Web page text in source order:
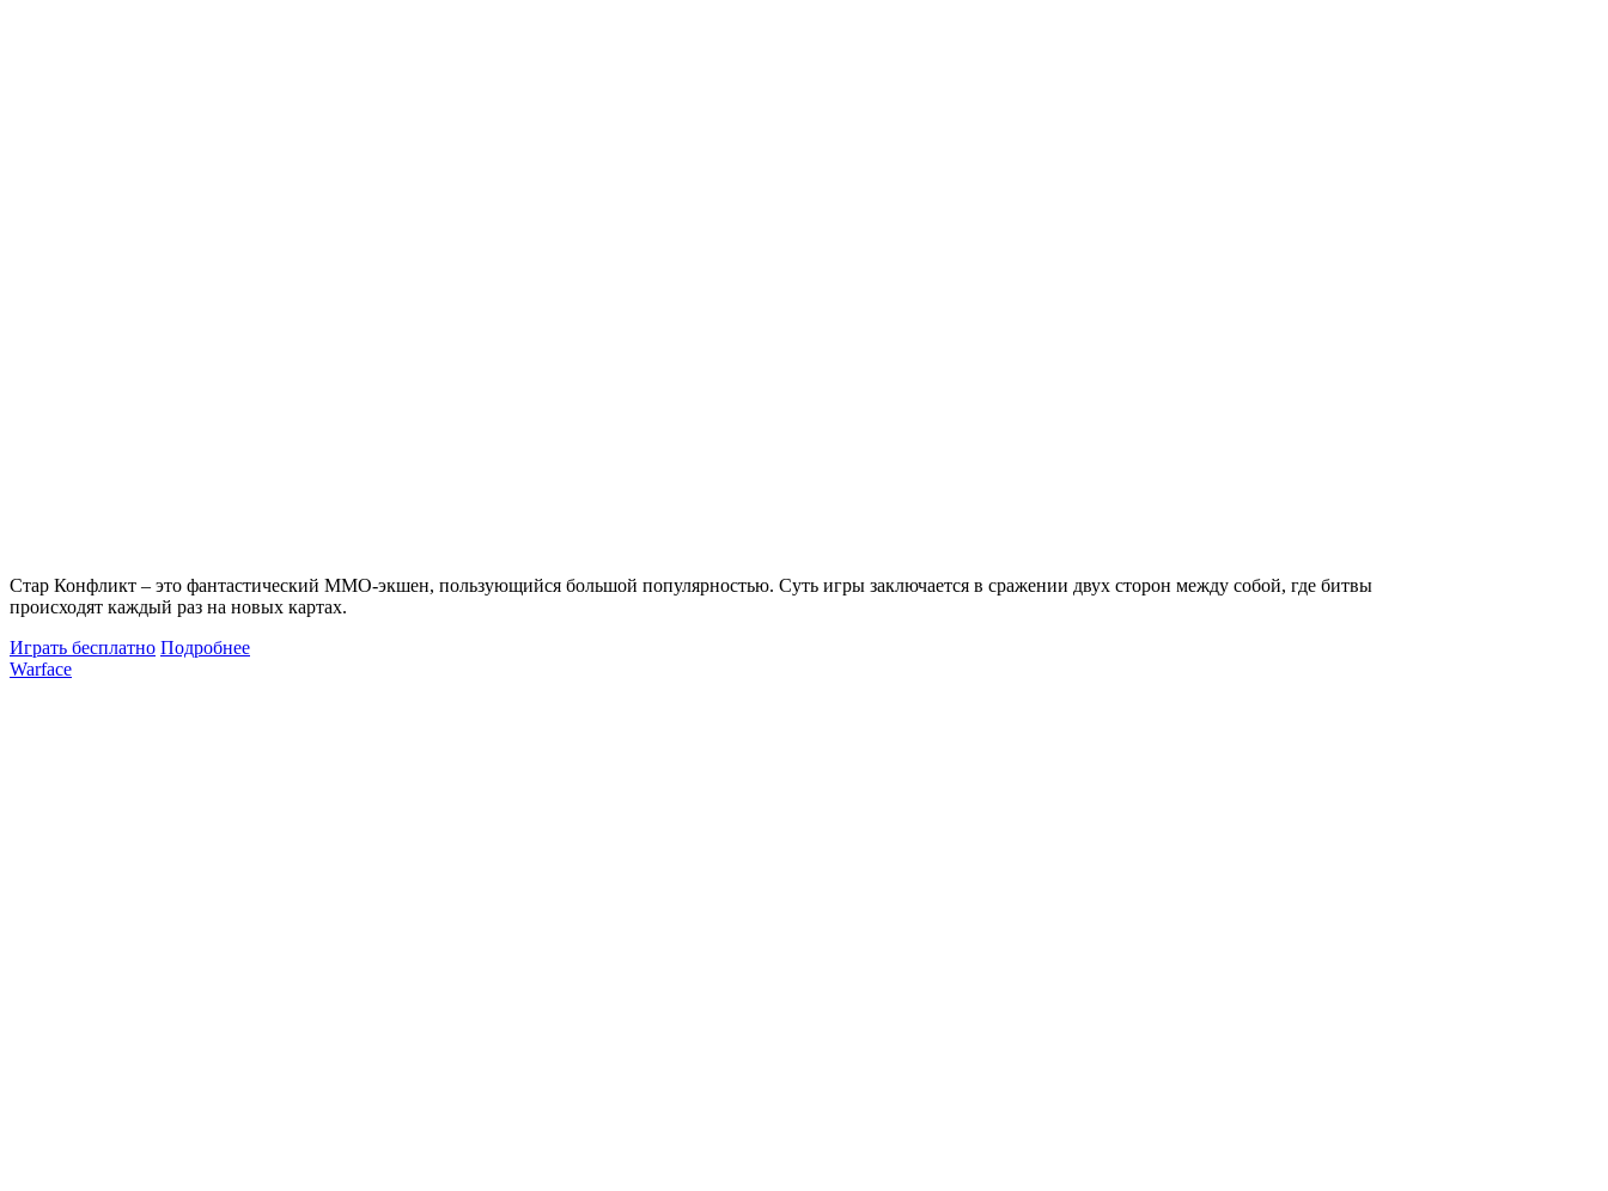
Стар Конфликт – это фантастический MMO-экшен, пользующийся большой популярностью. Суть игры заключается в сражении двух сторон между собой, где битвы
происходят каждый раз на новых картах.
Играть бесплатно Подробнее
Warface